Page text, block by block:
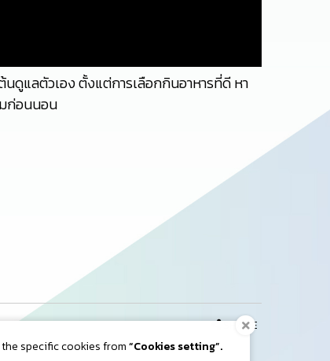
specific cookies from“Cookies setting”.
นดูแลตัวเอง ตั้งแต่การเลือกกินอาหารที่ดี หา
ก่อนนอน
SHARE